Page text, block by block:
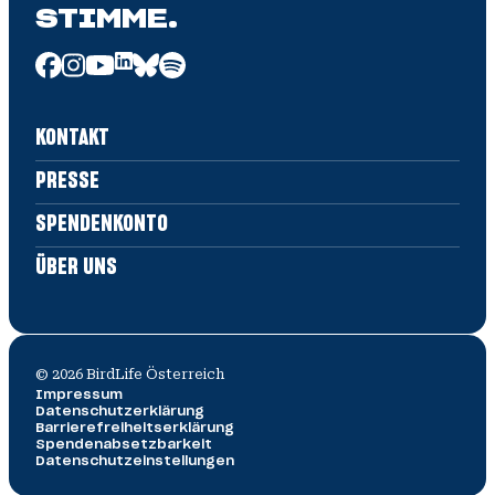
STIMME.
KONTAKT
PRESSE
SPENDENKONTO
ÜBER UNS
© 2026 BirdLife Österreich
Impressum
Datenschutz­erklärung
Barrierefreiheitserklärung
Spendenabsetzbarkeit
Datenschutzeinstellungen